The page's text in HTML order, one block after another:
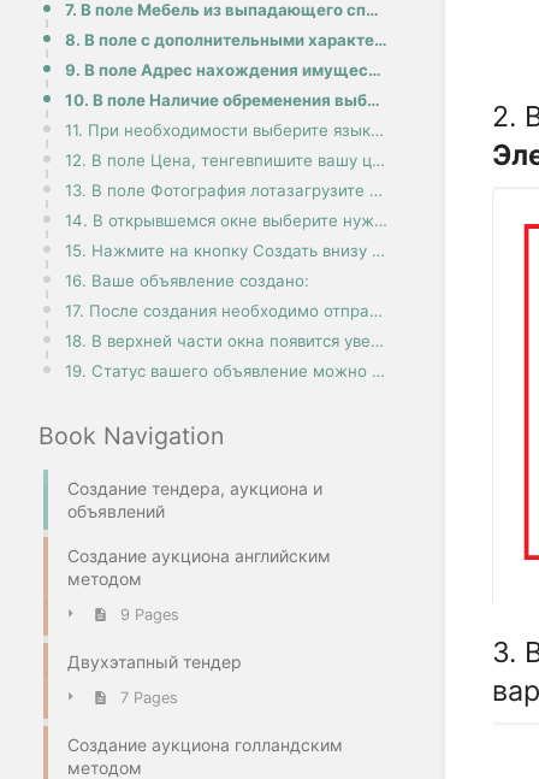
7. В поле Мебель из выпадающего списка выберите нужный вариант:
8. В поле с дополнительными характеристиками нажмите на название и снимите галочки с ненужных показа
9. В поле Адрес нахождения имуществаукажите адрес:
10. В поле Наличие обременения выберите нужный вариант:
11. При необходимости выберите язык из выпадающего списка, нажав на кнопку «ru»:
12. В поле Цена, тенгевпишите вашу цену в тенге
13. В поле Фотография лотазагрузите фотографию, нажав крестик в центре поля:
14. В открывшемся окне выберите нужную фотографию:
15. Нажмите на кнопку Создать внизу экрана:
16. Ваше объявление создано:
17. После создания необходимо отправить объявление на модерацию, нажав на кнопку На модерацию:
18. В верхней части окна появится уведомление Отправлена заявка на модерацию, ожидайте:
19. Статус вашего объявление можно посмотреть в Профиле, нажав на кнопкуМои объявления:
Book Navigation
Создание тендера, аукциона и
объявлений
Создание аукциона английским
методом
9 Pages
Двухэтапный тендер
7 Pages
Создание аукциона голландским
методом
2.
3.